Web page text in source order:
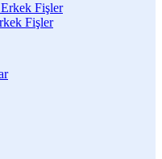
Fişler
Fişler